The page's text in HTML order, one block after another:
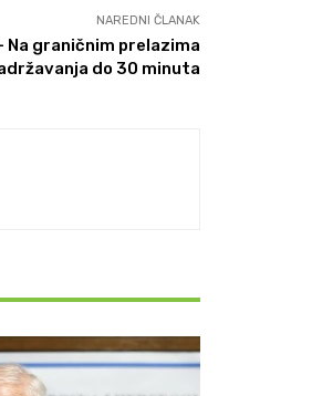
NAREDNI ČLANAK
Na graničnim prelazima
do 30 minuta